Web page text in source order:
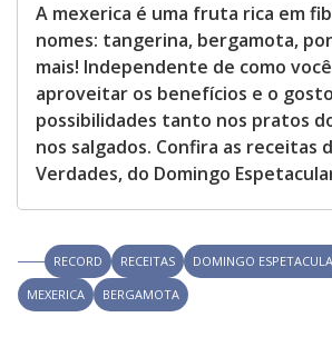
A mexerica é uma fruta rica em
nomes: tangerina, bergamota,
mais! Independente de como
aproveitar os benefícios e o
possibilidades tanto nos pratos
nos salgados. Confira as receitas
Verdades, do Domingo
RECORD RECEITAS DOMINGO
MEXERICA
BERGAMOTA